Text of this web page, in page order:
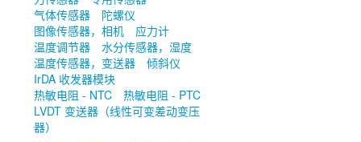
气体传感器
陀螺仪
图像传感器，相机
应力计
温度调节器
水分传感器，湿度
温度传感器，变送器
倾斜仪
IrDA 收发器模块
热敏电阻 - NTC
热敏电阻 - PTC
LVDT 变送器（线性可变差动变压
器）